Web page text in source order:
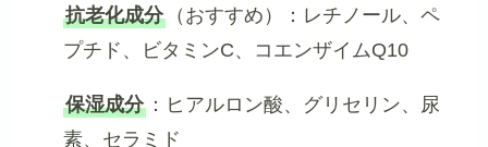
抗老化成分 （おすすめ）：レチノール、ペ
プチド、ビタミンC、コエンザイムQ10
保湿成分 ：ヒアルロン酸、グリセリン、尿
素、セラミド